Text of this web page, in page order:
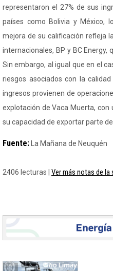
representaron el 27% de sus
países como Bolivia y México,
mejora de su calificación refleja
internacionales, BP y BC Energy,
Sin embargo, al igual que en el
riesgos asociados con la
ingresos provienen de
explotación de Vaca Muerta,
su capacidad de exportar parte
Fuente: La Mañana de Neuquén
2406 lecturas | Ver más notas de